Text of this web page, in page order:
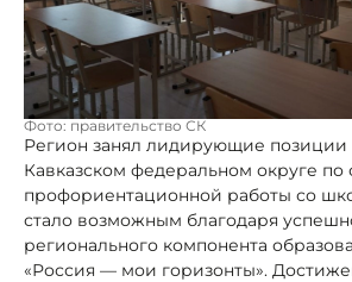
Фото: правительство СК
Регион занял лидирующие позиции
Кавказском федеральном округе по
профориентационной работы со
стало возможным благодаря
регионального компонента
«Россия — мои горизонты».